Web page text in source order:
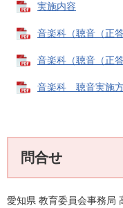
実施内容
音楽科（聴音（正
音楽科（聴音（正
音楽科 聴音実施
問合せ
愛知県 教育委員会事務局